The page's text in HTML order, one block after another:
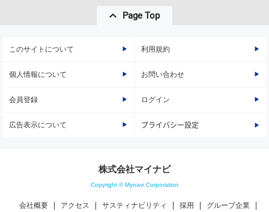
Page Top
このサイトについて 利用規約
個人情報について お問い合わせ
会員登録 ログイン
広告表示について プライバシー設定
株式会社マイナビ
Copyright © Mynavi Corporation
会社概要 アクセス サスティナビリティ 採用 グループ企業